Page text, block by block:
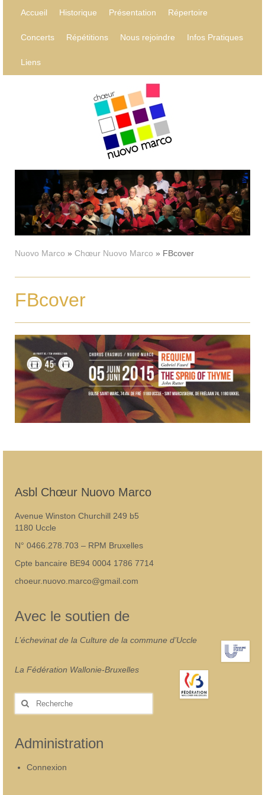
Accueil Historique Présentation Répertoire
Concerts Répétitions Nous rejoindre Infos Pratiques
Liens
Nuovo Marco » Chœur Nuovo Marco » FBcover
FBcover
Asbl Chœur Nuovo Marco
Avenue Winston Churchill 249 b5
1180 Uccle
N° 0466.278.703 – RPM Bruxelles
Cpte bancaire BE94 0004 1786 7714
choeur.nuovo.marco@gmail.com
Avec le soutien de
L’échevinat de la Culture de la commune d’Uccle
La Fédération Wallonie-Bruxelles
Rechercher
Administration
Connexion